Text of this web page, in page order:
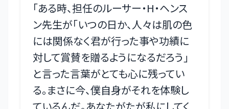
「ある時、担任のルーサー・H・ヘンス
ン先生が「いつの日か、人々は肌の色
には関係なく君が行った事や功績に
対して賞賛を贈るようになるだろう」
と言った言葉がとても心に残ってい
る。まさに今、僕自身がそれを体験し